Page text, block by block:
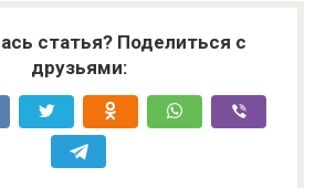
статья? Поделиться с
друзьями: